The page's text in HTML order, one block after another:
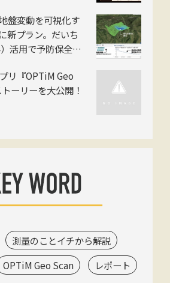
ショベル乗車体験
盤変動を可視化す
新プラン。だいち
活用で予防保全を
3社リ『OPTiM Geo
ーリーを大公開！
測量のことイチから解説
OPTiM Geo Scan レポート